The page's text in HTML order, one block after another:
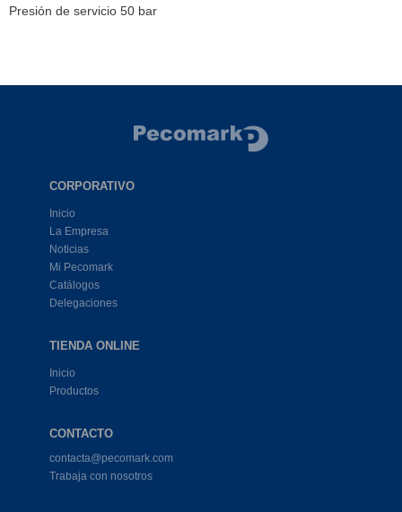
Presión de servicio 50 bar
CORPORATIVO
Inicio
La Empresa
Noticias
Mi Pecomark
Catálogos
Delegaciones
TIENDA ONLINE
Inicio
Productos
CONTACTO
contacta@pecomark.com
Trabaja con nosotros